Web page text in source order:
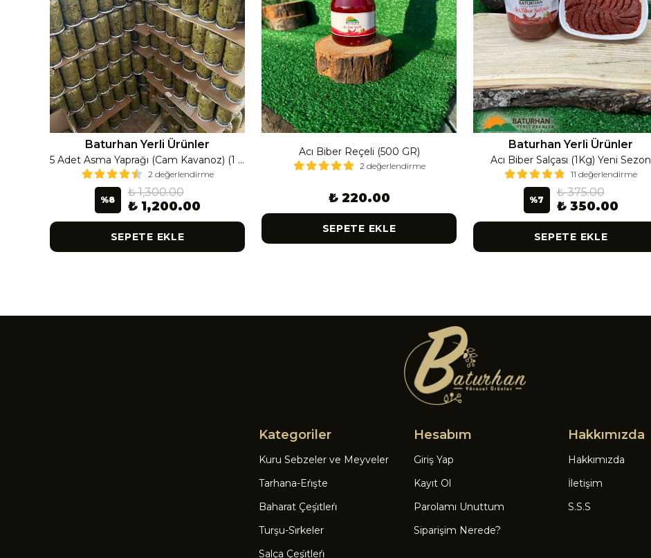
Baturhan Yerli Ürünler
5 Adet Asma Yaprağı (Cam Kavanoz) (1 Lt Cam Kavanoz 350-400 Gr) 350 G
2 değerlendirme
%8
₺ 1,300.00
₺ 1,200.00
SEPETE EKLE
Acı Biber Reçeli (500 GR)
2 değerlendirme
₺ 220.00
SEPETE EKLE
Baturhan Yerli Ürünler
Acı Biber Salçası (1Kg) Yeni Sezon
11 değerlendirme
%7
₺ 375.00
₺ 350.00
SEPETE EKLE
Kategoriler
Kuru Sebzeler ve Meyveler
Tarhana-Eri̇şte
Baharat Çeşi̇tleri̇
Turşu-Si̇rkeler
Salça Çeşi̇tleri̇
Hesabım
Giriş Yap
Kayıt Ol
Parolamı Unuttum
Siparişim Nerede?
Hakkımızda
Hakkımızda
İletişim
S.S.S